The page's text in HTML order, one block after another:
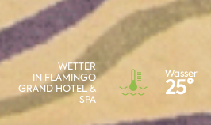
WETTER
IN FLAMINGO
GRAND HOTEL &
SPA
Wasser
25°